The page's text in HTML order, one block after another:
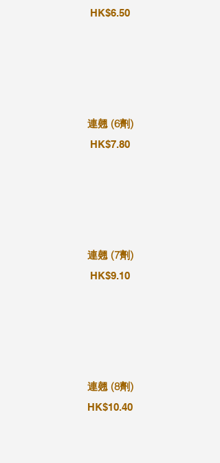
HK$6.50
連翹 (6劑)
HK$7.80
連翹 (7劑)
HK$9.10
連翹 (8劑)
HK$10.40